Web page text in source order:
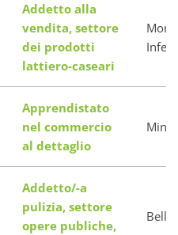
Addetto alla
vendita, settore
dei prodotti
lattiero-caseari
Apprendistato
nel commercio
al dettaglio
Addetto/-a
pulizia, settore
opere publiche,